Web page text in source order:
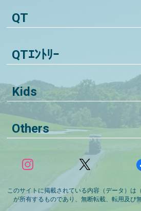
QT
QTｴﾝﾄﾘｰ
Kids
Others
このサイトに掲載されている内容（データ）は
が所有するものであり、無断転載、転用及び